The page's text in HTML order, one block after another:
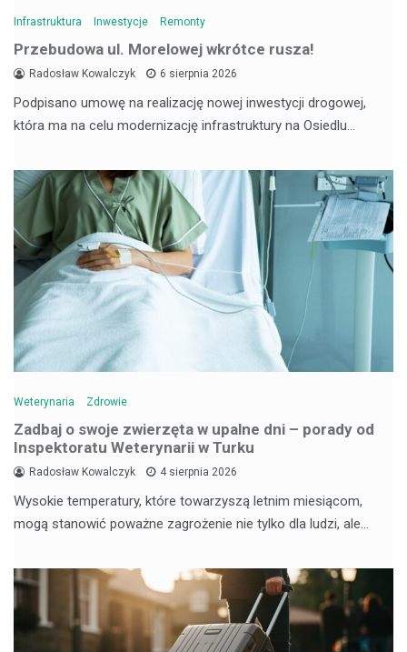
Infrastruktura Inwestycje Remonty
Przebudowa ul. Morelowej wkrótce rusza!
Radosław Kowalczyk 6 sierpnia 2026
Podpisano umowę na realizację nowej inwestycji drogowej,
która ma na celu modernizację infrastruktury na Osiedlu…
Weterynaria Zdrowie
Zadbaj o swoje zwierzęta w upalne dni – porady od
Inspektoratu Weterynarii w Turku
Radosław Kowalczyk 4 sierpnia 2026
Wysokie temperatury, które towarzyszą letnim miesiącom,
mogą stanowić poważne zagrożenie nie tylko dla ludzi, ale…